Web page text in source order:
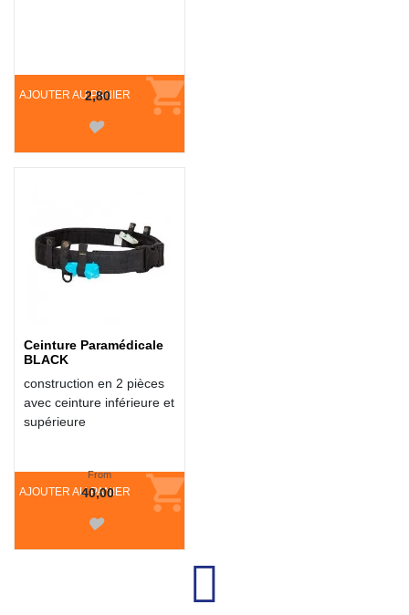
AJOUTER AU PANIER
2,80
Ceinture Paramédicale
BLACK
construction en 2 pièces
avec ceinture inférieure et
supérieure
AJOUTER AU PANIER
From
40,00